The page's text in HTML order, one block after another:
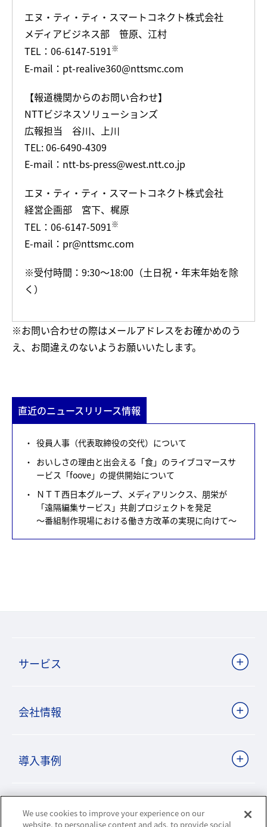
エヌ・ティ・ティ・スマートコネクト株式会社
メディアビジネス部 笹原、江村
TEL：06-6147-5191※
E-mail：pt-realive360@nttsmc.com
【報道機関からのお問い合わせ】
NTTビジネスソリューションズ
広報担当 谷川、上川
TEL: 06-6490-4309
E-mail：ntt-bs-press@west.ntt.co.jp
エヌ・ティ・ティ・スマートコネクト株式会社
経営企画部 宮下、梶原
TEL：06-6147-5091※
E-mail：pr@nttsmc.com
※受付時間：9:30～18:00（土日祝・年末年始を除
く）
※お問い合わせの際はメールアドレスをお確かめのう
え、お間違えのないようお願いいたします。
直近のニュースリリース情報
役員人事（代表取締役の交代）について
おいしさの理由と出会える「食」のライブコマースサ
ービス「foove」の提供開始について
ＮＴＴ西日本グループ、メディアリンクス、朋栄が
「遠隔編集サービス」共創プロジェクトを発足
～番組制作現場における働き方改革の実現に向けて～
サービス
会社情報
導入事例
ビジネスパートナーサイト
We use cookies to improve your experience on our
website, to personalise content and ads, to provide social